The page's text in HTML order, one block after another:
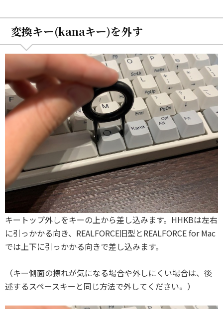
変換キー(kanaキー)を外す
キートップ外しをキーの上から差し込みます。HHKBは左右
に引っかかる向き、REALFORCE旧型とREALFORCE for Mac
では上下に引っかかる向きで差し込みます。
（キー側面の擦れが気になる場合や外しにくい場合は、後
述するスペースキーと同じ方法で外してください。）